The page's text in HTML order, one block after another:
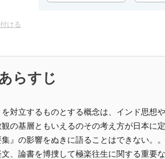
ける
らすじ
を対立するものとする概念は、インド思想
の基層ともいえるのその考え方が日本に
』の影響をぬきに語ることはできない。。
、論書を博捜して極楽往生に関する重要